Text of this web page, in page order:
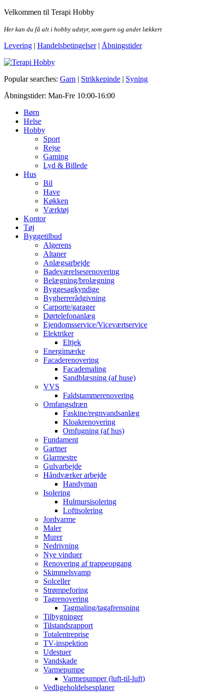
Skip
the
Velkommen til Terapi Hobby
Her kan du få alt i hobby udstyr, som garn og andet lækkert
Levering | Handelsbetingelser| Åbningstider
Terapi Hobby
Popular searches: Garn | Strikkepinde | Syning
Åbningstider: Man-Fre 10:00-16:00
Børn
Helse
Hobby
Sport
Rejse
Gaming
Lyd & Billede
Hus
Bil
Have
Køkken
Værktøj
Kontor
Tøj
Byggetilbud
Algerens
Altaner
Anlægsarbejde
Badeværelsesrenovering
Belægning/brolægning
Byggesagkyndige
Bygherrerådgivning
Carporte/garager
Dørtelefonanlæg
Ejendomsservice/Viceværtservice
Elektriker
Eltjek
Energimærke
Facaderenovering
Facademaling
Sandblæsning (af huse)
VVS
Faldstammerenovering
Omfangsdræn
Faskine/regnvandsanlæg
Kloakrenovering
Omfugning (af hus)
Fundament
Gartner
Glarmestre
Gulvarbejde
Håndværker arbejde
Handyman
Isolering
Hulmursisolering
Loftisolering
Jordvarme
Maler
Murer
Nedrivning
Nye vinduer
Renovering af trappeopgang
Skimmelsvamp
Solceller
Strømpeforing
Tagrenovering
Tagmaling/tagafrensning
Tilbygninger
Tilstandsrapport
Totalentreprise
TV-inspektion
Udestuer
Vandskade
Varmepumpe
Varmepumper (luft-til-luft)
Vedligeholdelsesplaner